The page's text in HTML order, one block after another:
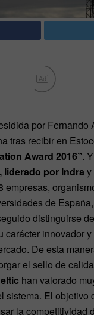
Ad
por Fernando
tras recibir en
Award 2016”.
liderado por Indra y
empresas,
de
distinguirse
carácter innovador
De esta
el sello de
han valorado
sistema. El objetivo
la competitividad